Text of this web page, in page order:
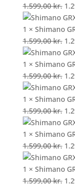
1.599,00kr.
1 × Shimano
1.599,00kr.
1 × Shimano
1.599,00kr.
1 × Shimano
1.599,00kr.
1 × Shimano
1.599,00kr.
1 × Shimano
1.599,00kr.